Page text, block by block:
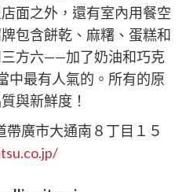
面之外，還有室內用餐空
包含餅乾、麻糬、蛋糕和
方六——加了奶油和巧克
最有人氣的。所有的原
與新鮮度！
廣市大通南８丁目１５